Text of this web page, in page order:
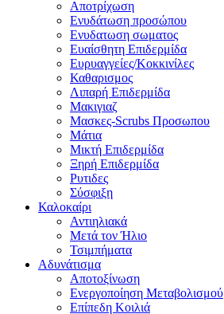
Αποτρίχωση
Ενυδάτωση προσώπου
Ενυδατωση σωματος
Ευαίσθητη Επιδερμίδα
Ευρυαγγείες/Κοκκινίλες
Καθαρισμος
Λιπαρή Επιδερμίδα
Μακιγιαζ
Μασκες-Scrubs Προσωπου
Μάτια
Μικτή Επιδερμίδα
Ξηρή Επιδερμίδα
Ρυτιδες
Σύσφιξη
Καλοκαίρι
Αντιηλιακά
Μετά τον Ήλιο
Τσιμπήματα
Αδυνάτισμα
Αποτοξίνωση
Ενεργοποίηση Μεταβολισμού
Επίπεδη Κοιλιά